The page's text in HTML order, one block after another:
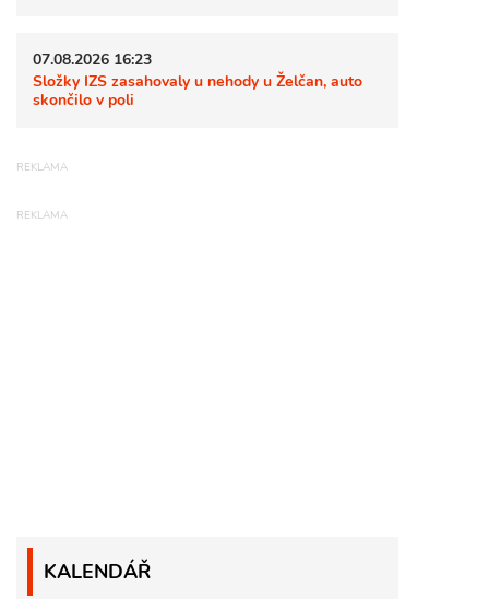
07.08.2026 16:23
Složky IZS zasahovaly u nehody u Želčan, auto
skončilo v poli
KALENDÁŘ